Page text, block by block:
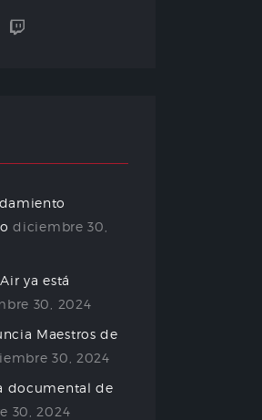
diciembre 30,
ya está
30, 2024
Maestros de
30, 2024
documental de
30, 2024